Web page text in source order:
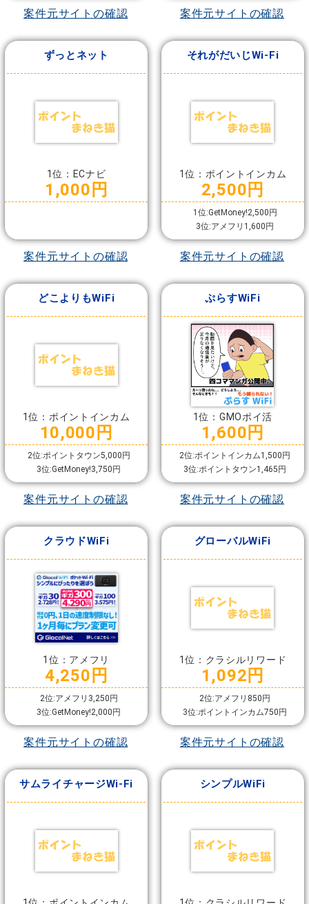
案件元サイトの確認 案件元サイトの確認
ずっとネット
1位：ECナビ
1,000円
案件元サイトの確認
それがだいじWi-Fi
1位：ポイントインカム
2,500円
1位:GetMoney!2,500円
3位:アメフリ1,600円
案件元サイトの確認
どこよりもWiFi
1位：ポイントインカム
10,000円
2位:ポイントタウン5,000円
3位:GetMoney!3,750円
案件元サイトの確認
ぷらすWiFi
1位：GMOポイ活
1,600円
2位:ポイントインカム1,500円
3位:ポイントタウン1,465円
案件元サイトの確認
クラウドWiFi
1位：アメフリ
4,250円
2位:アメフリ3,250円
3位:GetMoney!2,000円
案件元サイトの確認
グローバルWiFi
1位：クラシルリワード
1,092円
2位:アメフリ850円
3位:ポイントインカム750円
案件元サイトの確認
サムライチャージWi-Fi シンプルWiFi